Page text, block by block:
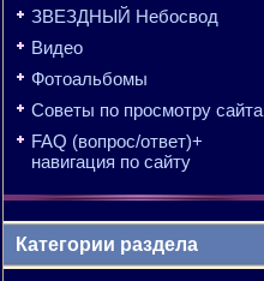
ЗВЕЗДНЫЙ Небосвод
Видео
Фотоальбомы
Советы по просмотру сайта
FAQ (вопрос/ответ)+
навигация по сайту
Категории раздела